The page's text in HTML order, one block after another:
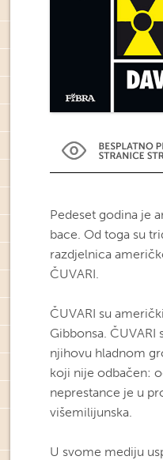
Pedeset godina je
bace. Od toga su
razdjelnica
ČUVARI.
ČUVARI su
Gibbonsa.
njihovu hladnom
koji nije odbačen:
neprestance je u
višemilijunska.
U svome mediju